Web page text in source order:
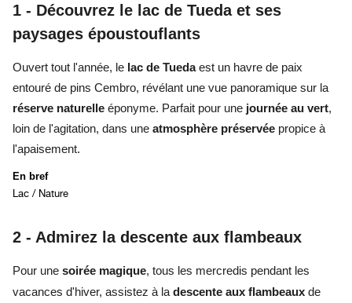
1 - Découvrez le lac de Tueda et ses
paysages époustouflants
Ouvert tout l'année, le lac de Tuedaest un havre de paix
entouré de pins Cembro, révélant une vue panoramique sur la
réserve naturelle éponyme. Parfait pour une journée au vert,
loin de l'agitation, dans une atmosphère préservée propice à
l'apaisement.
En bref
Lac / Nature
2 - Admirez la descente aux flambeaux
Pour une soirée magique, tous les mercredis pendant les
vacances d'hiver, assistez à la descente aux flambeaux de